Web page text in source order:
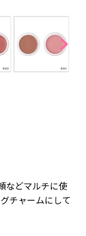
などマルチに使
チャームにして